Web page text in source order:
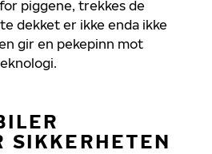
piggene, trekkes de
dekket er ikke enda ikke
gir en pekepinn mot
SIKKERHETEN